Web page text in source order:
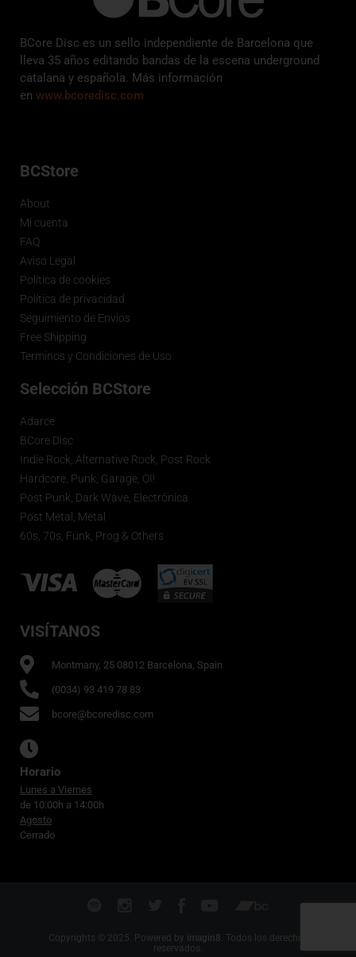
BCore Disc es un sello independiente de Barcelona que
lleva 35 años editando bandas de la escena underground
catalana y española. Más información
en www.bcoredisc.com
BCStore
About
Mi cuenta
FAQ
Aviso Legal
Política de cookies
Política de privacidad
Seguimiento de Envios
Free Shipping
Terminos y Condiciones de Uso
Selección BCStore
Adarce
BCore Disc
Indie Rock, Alternative Rock, Post Rock
Hardcore, Punk, Garage, OI!
Post Punk, Dark Wave, Electrónica
Post Metal, Metal
60s, 70s, Funk, Prog & Others
VISÍTANOS
Montmany, 25 08012 Barcelona, Spain
(0034) 93 419 78 83
bcore@bcoredisc.com
Horario
Lunes a Viernes
de 10:00h a 14:00h
Agosto
Cerrado
Copyrights © 2025. Powered by imagin8. Todos los derechos
reservados.